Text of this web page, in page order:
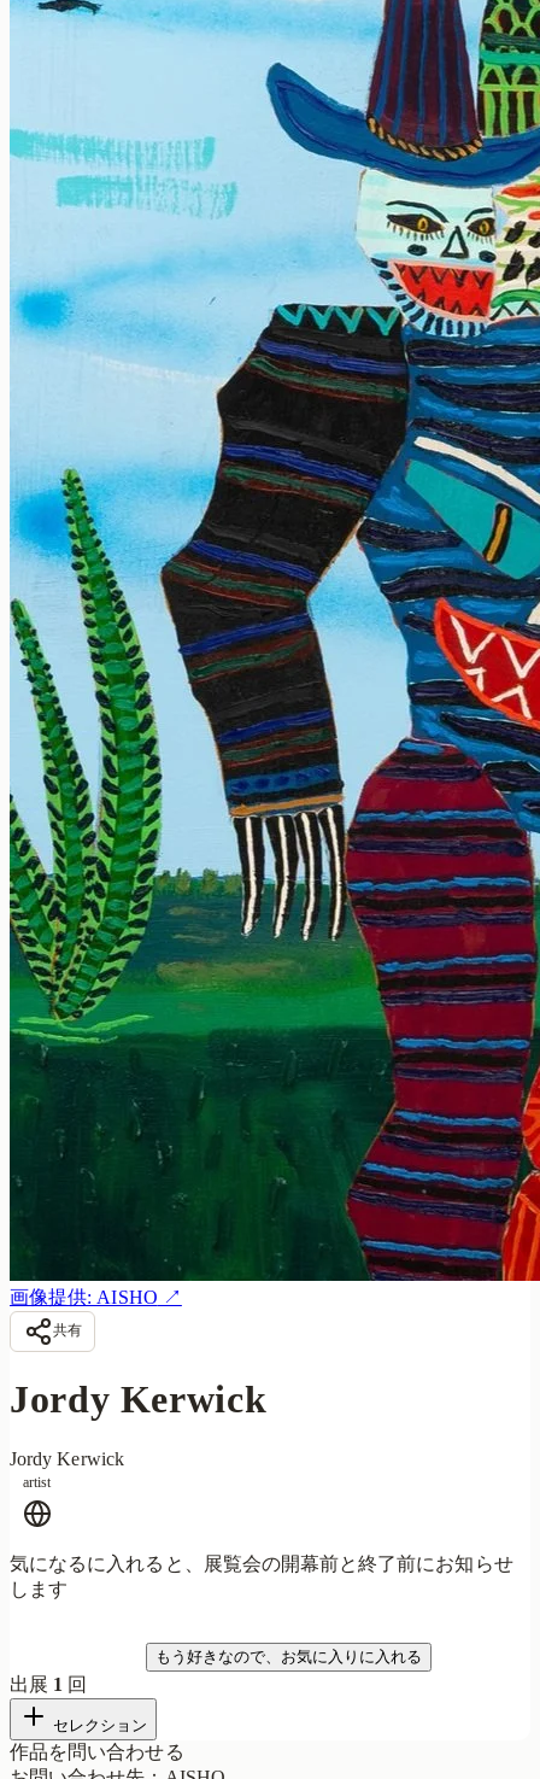
画像提供: AISHO ↗
共有
Jordy Kerwick
Jordy Kerwick
artist
気になるに入れると、展覧会の開幕前と終了前にお知らせ
します
もう好きなので、お気に入りに入れる
出展 1 回
セレクション
作品を問い合わせる